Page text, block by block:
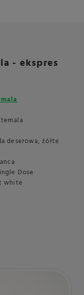
- ekspres
deserowa, żółte
Dose
white